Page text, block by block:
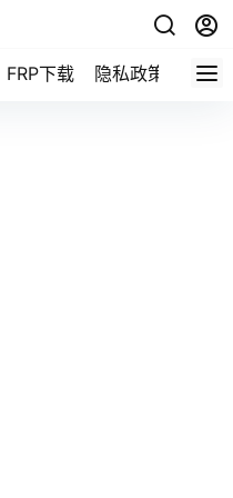
FRP下载 隐私政策